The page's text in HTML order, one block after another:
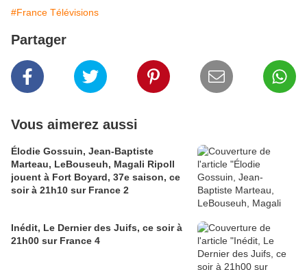
#France Télévisions
Partager
Vous aimerez aussi
Élodie Gossuin, Jean-Baptiste
Marteau, LeBouseuh, Magali Ripoll
jouent à Fort Boyard, 37e saison, ce
soir à 21h10 sur France 2
Inédit, Le Dernier des Juifs, ce soir à
21h00 sur France 4